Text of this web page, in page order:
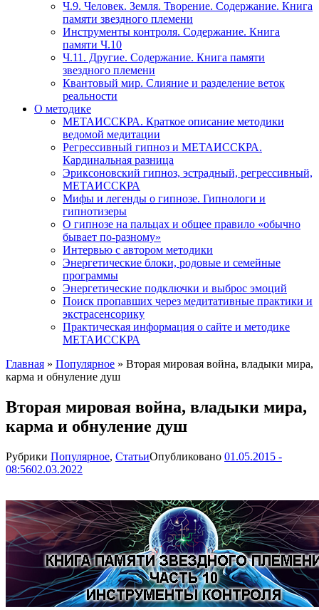
Ч.9. Человек. Земля. Творение. Содержание. Книга
памяти звездного племени
Инструменты контроля. Содержание. Книга
памяти Ч.10
Ч.11. Другие. Содержание. Книга памяти
звездного племени
Квантовый мир. Слияние и разделение веток
реальности
О методике
МЕТАИССКРА. Краткое описание методики
ведомой медитации
Регрессивный гипноз и МЕТАИССКРА.
Кардинальная разница
Эриксоновский гипноз, эстрадный, регрессивный,
МЕТАИССКРА
Мифы и легенды о гипнозе. Гипнологи и
гипнотизеры
О гипнозе на пальцах и общее правило «обычно
бывает по-разному»
Интервью с автором методики
Энергетические блоки, родовые и семейные
программы
Энергетические подключки и выброс эмоций
Поиск пропавших через медитативные практики и
экстрасенсорику
Практическая информация о сайте и методике
МЕТАИССКРА
Главная » Популярное » Вторая мировая война, владыки мира,
карма и обнуление душ
Вторая мировая война, владыки мира,
карма и обнуление душ
Рубрики Популярное, СтатьиОпубликовано 01.05.2015 -
08:5602.03.2022